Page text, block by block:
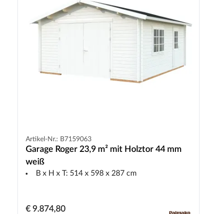
Artikel-Nr.: B7159063
Garage Roger 23,9 m² mit Holztor 44 mm
weiß
B x H x T: 514 x 598 x 287 cm
€ 9.874,80